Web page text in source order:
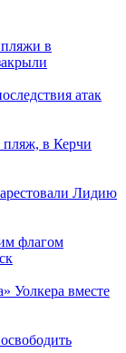
в
атак
в Керчи
Лидию
флагом
Уолкера вместе